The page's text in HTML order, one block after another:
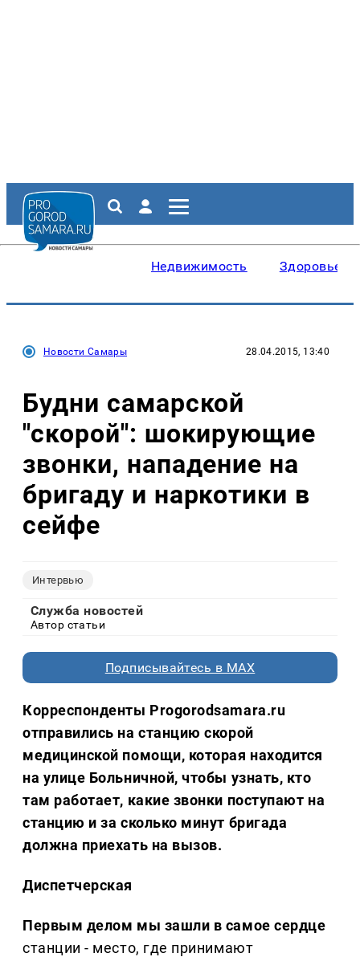
Недвижимость Здоровье
Новости Самары 28.04.2015, 13:40
Будни самарской
"скорой": шокирующие
звонки, нападение на
бригаду и наркотики в
сейфе
Интервью
Служба новостей
Автор статьи
Подписывайтесь в MAX
Корреспонденты Progorodsamara.ru
отправились на станцию скорой
медицинской помощи, которая находится
на улице Больничной, чтобы узнать, кто
там работает, какие звонки поступают на
станцию и за сколько минут бригада
должна приехать на вызов.
Диспетчерская
Первым делом мы зашли в самое сердце
станции - место, где принимают